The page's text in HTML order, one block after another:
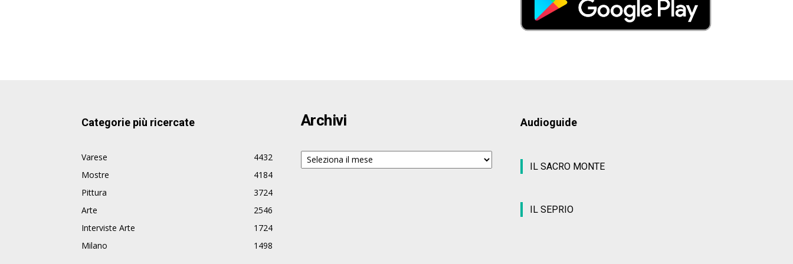
Categorie più ricercate
Varese
4432
Mostre
4184
Pittura
3724
Arte
2546
Interviste Arte
1724
Milano
1498
Archivi
Archivi
Audioguide
IL SACRO MONTE
IL SEPRIO